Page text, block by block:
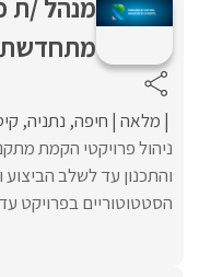
מנהל /ת
מתחדשת
מלאה חיפה נתניה
ניהול פרויקטי הקמת
והתכנון עד לשלב
הסטטוטוריים בפרויקט